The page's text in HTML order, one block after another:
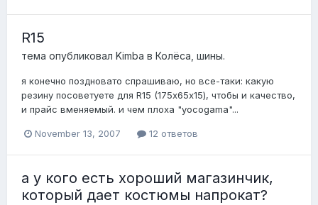
R15
тема опубликовал Kimba в Колёса, шины.
я конечно поздновато спрашиваю, но все-таки: какую
резину посоветуете для R15 (175х65х15), чтобы и качество,
и прайс вменяемый. и чем плоха "yocogama"...
November 13, 2007 12 ответов
а у кого есть хороший магазинчик,
который дает костюмы напрокат?